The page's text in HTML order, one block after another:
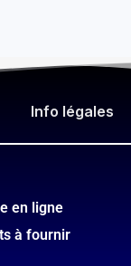
Info légales​
en ligne
à fournir